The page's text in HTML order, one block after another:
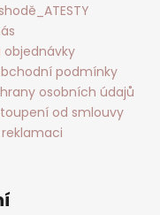
objednávky
podmínky
osobních údajů
od smlouvy